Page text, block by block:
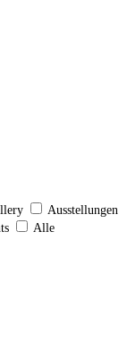
Ausstellungen
Alle